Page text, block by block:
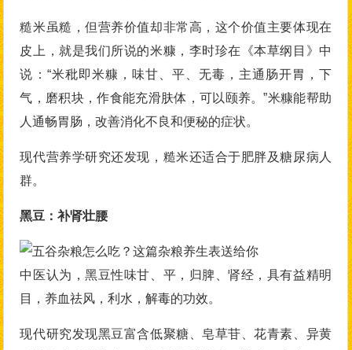
糙米虽糙，但营养价值却非常高，这个价值主要体现在
皮上，就是我们所说的米糠，李时珍在《本草纲目》中
说：“米秕即米糠，味甘、平、无毒，主通肠开胃，下
气，磨积块，作食能充滑肤体，可以颐养。”米糠能帮助
人通畅胃肠，改善消化不良和便秘的症状。
现代营养学研究还发现，糙米还适合于肥胖及糖尿病人
群。
黑豆：补肾壮腰
中医认为，黑豆性味甘、平，归脾、肾经，具有益精明
目，养血祛风，利水，解毒的功效。
现代研究发现黑豆富含低聚糖、皂草苷、花青素、异黄